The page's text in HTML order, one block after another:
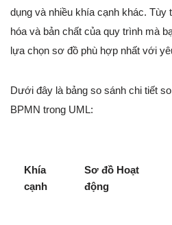
dụng và nhiều khía cạnh khác. Tùy
hóa và bản chất của quy trình mà
lựa chọn sơ đồ phù hợp nhất với
Dưới đây là bảng so sánh chi tiết
BPMN trong UML:
Khía
cạnh
Sơ đồ Hoạt
động